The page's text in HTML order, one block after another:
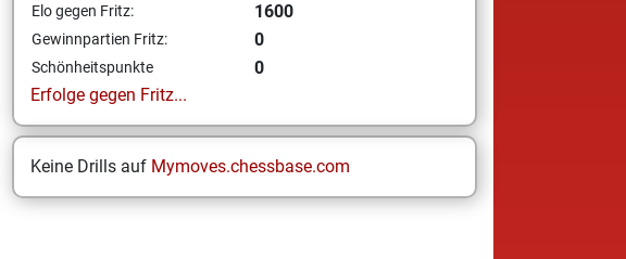
Elo gegen Fritz: 1600
Gewinnpartien Fritz: 0
Schönheitspunkte
0
Erfolge gegen Fritz...
Keine Drills auf Mymoves.chessbase.com